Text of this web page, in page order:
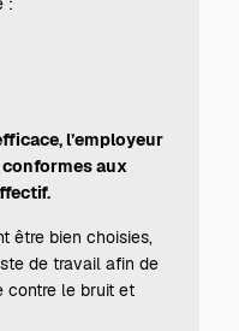
l’employeur
aux
être bien choisies,
de travail afin de
contre le bruit et